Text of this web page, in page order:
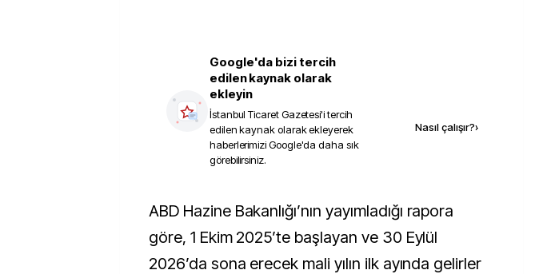
Google'da bizi tercih
edilen kaynak olarak
ekleyin
İstanbul Ticaret Gazetesi'i tercih
edilen kaynak olarak ekleyerek
haberlerimizi Google'da daha sık
görebilirsiniz.
Nasıl çalışır?›
ABD Hazine Bakanlığı’nın yayımladığı rapora
göre, 1 Ekim 2025’te başlayan ve 30 Eylül
2026’da sona erecek mali yılın ilk ayında gelirler